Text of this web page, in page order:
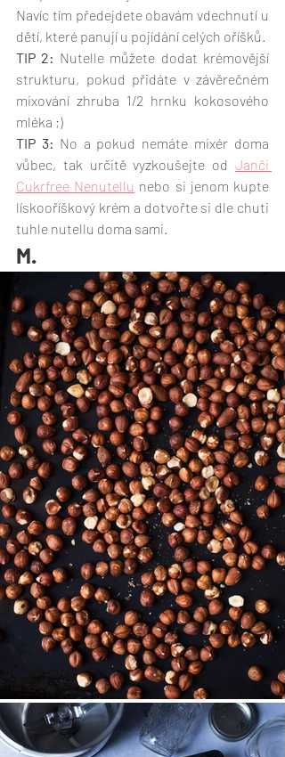
Navíc tím předejdete obavám vdechnutí u
dětí, které panují u pojídání celých oříšků.
TIP 2: Nutelle můžete dodat krémovější
strukturu, pokud přidáte v závěrečném
mixování zhruba 1/2 hrnku kokosového
mléka ;)
TIP 3: No a pokud nemáte mixér doma
vůbec, tak určitě vyzkoušejte od Janči
Cukrfree Nenutellu nebo si jenom kupte
lískooříškový krém a dotvořte si dle chuti
tuhle nutellu doma sami.
M.